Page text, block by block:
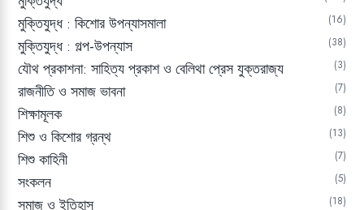
মুক্তিযুদ্ধ : কিশোর উপন্যাসমালা 16
মুক্তিযুদ্ধ : গল্প-উপন্যাস 38
যৌথ প্রকাশনা: সাহিত্য প্রকাশ ও বেলিথা প্রেস যুক্তরাজ্য 3
রাজনীতি ও সমাজ ভাবনা 7
শিক্ষামূলক 8
শিশু ও কিশোর গ্রন্থ 13
শিশু কাহিনী 7
সংকলন 5
সমাজ ও ইতিহাস 18